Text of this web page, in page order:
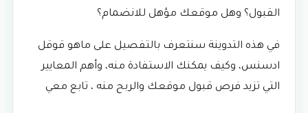
القبول؟ وهل موقعك مؤهل للانضمام؟
في هذه التدوينة سنتعرف بالتفصيل على ماهو قوقل
ادسنس، وكيف يمكنك الاستفادة منه، وأهم المعايير
التي تزيد فرص قبول موقعك والربح منه ، تابع معي